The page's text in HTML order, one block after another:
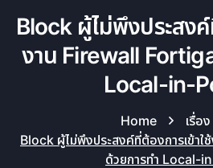
Block ผู้ไม่พึงประสงค์
งาน Firewall
Local-in-
Home
เรื่อง
Block ผู้ไม่พึงประสงค์ที่ต้องการเข้า
ด้วยการทำ Local-